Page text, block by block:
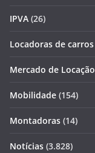
IPVA (26)
Locadoras de carros
Mercado de Locação
Mobilidade (154)
Montadoras (14)
Notícias (3.828)